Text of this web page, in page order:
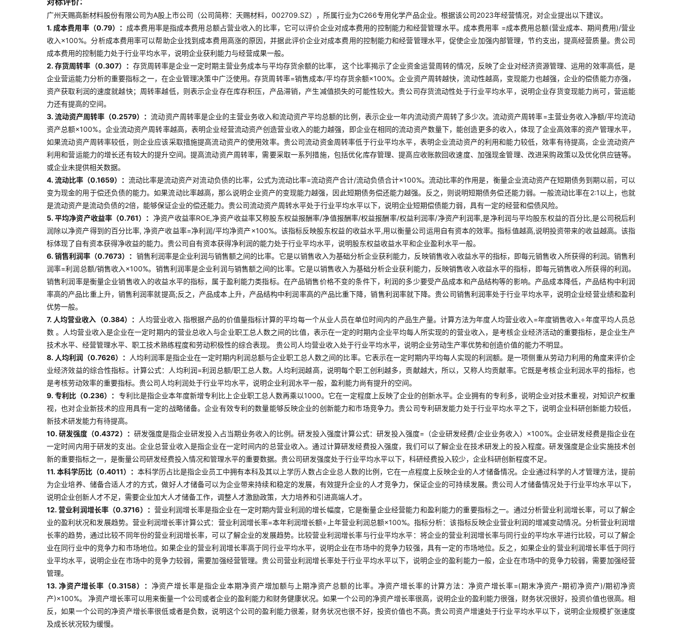
广州天赐高新材料股份有限公司为A股上市公司（公司简称：天赐材料，002709.SZ），所属行业为C266专用化学产品企业。根据该公司2023年经营情况，对企业提出以下建议。
1. 成本费用率（0.79）： 成本费用率是指成本费用总额占营业收入的比率，它可以评价企业对成本费用的控制能力和经营管理水平。成本费用率 =成本费用总额(营业成本、期间费用)/营业
收入×100%。分析成本费用率可以帮助企业找到成本费用高涨的原因，并据此评价企业对成本费用的控制能力和经营管理水平，促使企业加强内部管理，节约支出，提高经营质量。贵公司
成本费用的控制能力处于行业平均水平，说明企业获利能力与经营成果一般。
2. 存货周转率（0.307）： 存货周转率是企业一定时期主营业务成本与平均存货余额的比率， 这个比率揭示了企业资金运营周转的情况，反映了企业对经济资源管理、运用的效率高低，是
企业营运能力分析的重要指标之一，在企业管理决策中广泛使用。存货周转率=销售成本/平均存货余额×100%。企业资产周转越快，流动性越高，变现能力也越强，企业的偿债能力亦强，
资产获取利润的速度就越快；周转率越低，则表示企业存在库存积压，产品滞销，产生减值损失的可能性较大。贵公司存货流动性处于行业平均水平，说明企业存货变现能力尚可，营运能
力还有提高的空间。
3. 流动资产周转率（0.2579）：流动资产周转率是企业的主营业务收入和流动资产平均总额的比例，表示企业一年内流动资产周转了多少次。流动资产周转率=主营业务收入净额/平均流动
资产总额×100%。企业流动资产周转率越高，表明企业经营流动资产创造营业收入的能力越强，即企业在相同的流动资产数量下，能创造更多的收入，体现了企业高效率的资产管理水平，
如果流动资产周转率较低，则企业应该采取措施提高流动资产的使用效率。贵公司流动资金周转率低于行业平均水平，表明企业流动资产的利用和能力较低，效率有待提高，企业流动资产
利用和营运能力的增长还有较大的提升空间。提高流动资产周转率，需要采取一系列措施，包括优化库存管理、提高应收账款回收速度、加强现金管理、改进采购政策以及优化供应链等。
或企业未提供相关数据。
4. 流动比率（0.1659）：流动比率是流动资产对流动负债的比率，公式为流动比率=流动资产合计/流动负债合计×100%。流动比率的作用是，衡量企业流动资产在短期债务到期以前，可以
变为现金的用于偿还负债的能力。如果流动比率越高，那么说明企业资产的变现能力越强，因此短期债务偿还能力越强。反之，则说明短期债务偿还能力弱。一般流动比率在2:1以上，也就
是流动资产是流动负债的2倍，能够保证企业的偿还能力。贵公司流动资产周转水平处于行业平均水平以下，说明企业短期偿债能力弱，具有一定的经营和偿债风险。
5. 平均净资产收益率（0.761）： 净资产收益率ROE,净资产收益率又称股东权益报酬率/净值报酬率/权益报酬率/权益利润率/净资产利润率,是净利润与平均股东权益的百分比,是公司税后利
润除以净资产得到的百分比率, 净资产收益率=净利润/平均净资产×100%。该指标反映股东权益的收益水平,用以衡量公司运用自有资本的效率。指标值越高,说明投资带来的收益越高。该指
标体现了自有资本获得净收益的能力。贵公司自有资本获得净利润的能力处于行业平均水平，说明股东权益收益水平和企业盈利水平一般。
6. 销售利润率（0.7673）： 销售利润率是企业利润与销售额之间的比率。它是以销售收入为基础分析企业获利能力，反映销售收入收益水平的指标，即每元销售收入所获得的利润。销售利
润率=利润总额/销售收入×100%。销售利润率是企业利润与销售额之间的比率。它是以销售收入为基础分析企业获利能力，反映销售收入收益水平的指标，即每元销售收入所获得的利润。
销售利润率是衡量企业销售收入的收益水平的指标，属于盈利能力类指标。在产品销售价格不变的条件下，利润的多少要受产品成本和产品结构等的影响。产品成本降低，产品结构中利润
率高的产品比重上升，销售利润率就提高;反之，产品成本上升，产品结构中利润率高的产品比重下降，销售利润率就下降。贵公司销售利润率处于行业平均水平，说明企业经营业绩和盈利
优势一般。
7. 人均营业收入（0.384）：
人均营业收入 指根据产品的价值量指标计算的平均每一个从业人员在单位时间内的产品生产量。计算方法为年度人均营业收入=年度销售收入÷年度平均人员总
数 。人均营业收入是企业在一定时期内的营业总收入与企业职工总人数之间的比值，表示在一定的时期内企业平均每人所实现的的营业收入，是考核企业经济活动的重要指标，是企业生产
技术水平、经营管理水平、职工技术熟练程度和劳动积极性的综合表现。 贵公司人均营业收入处于行业平均水平，说明企业劳动生产率优势和创造价值的能力不明显。
8. 人均利润（0.7626）： 人均利润率是指企业在一定时期内利润总额与企业职工总人数之间的比率。它表示在一定时期内平均每人实现的利润额。是一项侧重从劳动力利用的角度来评价企
业经济效益的综合性指标。计算公式：人均利润=利润总额/职工总人数。人均利润越高，说明每个职工创利越多，贡献越大，所以，又称人均贡献率。它既是考核企业利润水平的指标，也
是考核劳动效率的重要指标。贵公司人均利润处于行业平均水平，说明企业利润水平一般，盈利能力尚有提升的空间。
9. 专利比（0.236）： 专利比是指企业本年度新增专利比上企业职工总人数再乘以1000。它在一定程度上反映了企业的创新水平。企业拥有的专利多，说明企业对技术重视，对知识产权重
视，也对企业新技术的应用具有一定的战略储备。企业有效专利的数量能够反映企业的创新能力和市场竞争力。贵公司专利研发能力处于行业平均水平之下，说明企业科研创新能力较低，
新技术研发能力有待提高。
10. 研发强度（0.4372）： 研发强度是指企业研发投入占当期业务收入的比例。研发投入强度计算公式：研发投入强度=（企业研发经费/企业业务收入）×100%。企业研发经费是指企业在
一定时间内用于研发的支出。企业总营业收入是指企业在一定时间内的总营业收入。通过计算研发经费投入强度，我们可以了解企业在技术研发上的投入程度。研发强度是企业实施技术创
新的重要指标之一，是衡量公司研发经费投入情况和管理水平的重要数据。贵公司研发强度处于行业平均水平以下，科研经费投入较少，企业科研创新程度不足。
11. 本科学历比（0.4011）：本科学历占比是指企业员工中拥有本科及其以上学历人数占企业总人数的比例，它在一点程度上反映企业的人才储备情况。企业通过科学的人才管理方法，提前
为企业培养、储备合适人才的方式，做好人才储备可以为企业带来持续和稳定的发展，有效提升企业的人才竞争力，保证企业的可持续发展。贵公司人才储备情况处于行业平均水平以下，
说明企业创新人才不足，需要企业加大人才储备工作，调整人才激励政策，大力培养和引进高端人才。
12. 营业利润增长率（0.3716）： 营业利润增长率是指企业在一定时期内营业利润的增长幅度，它是衡量企业经营能力和盈利能力的重要指标之一。通过分析营业利润增长率，可以了解企
业的盈利状况和发展趋势。营业利润增长率计算公式：营业利润增长率=本年利润增长额÷上年营业利润总额×100%。指标分析：该指标反映企业营业利润的增减变动情况。分析营业利润增
长率的趋势，通过比较不同年份的营业利润增长率，可以了解企业的发展趋势。比较营业利润增长率与行业平均水平：将企业的营业利润增长率与同行业的平均水平进行比较，可以了解企
业在同行业中的竞争力和市场地位。如果企业的营业利润增长率高于同行业平均水平，说明企业在市场中的竞争力较强，具有一定的市场地位。反之，如果企业的营业利润增长率低于同行
业平均水平，说明企业在市场中的竞争力较弱，需要加强经营管理。贵公司营业利润增长率处于行业平均水平以下，说明企业的盈利能力一般，企业在市场中的竞争力较弱，需要加强经营
管理。
13. 净资产增长率（0.3158）： 净资产增长率是指企业本期净资产增加额与上期净资产总额的比率。净资产增长率的计算方法：净资产增长率=(期末净资产-期初净资产)/期初净资
产)×100%。 净资产增长率可以用来衡量一个公司或者企业的盈利能力和财务健康状况。如果一个公司的净资产增长率很高，说明企业的盈利能力很强，财务状况很好，投资价值也很高。相
反，如果一个公司的净资产增长率很低或者是负数，说明这个公司的盈利能力很差，财务状况也很不好，投资价值也不高。贵公司资产增速处于行业平均水平以下，说明企业规模扩张速度
及成长状况较为缓慢。